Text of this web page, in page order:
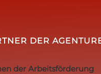
DER
der Arbeitsförderung